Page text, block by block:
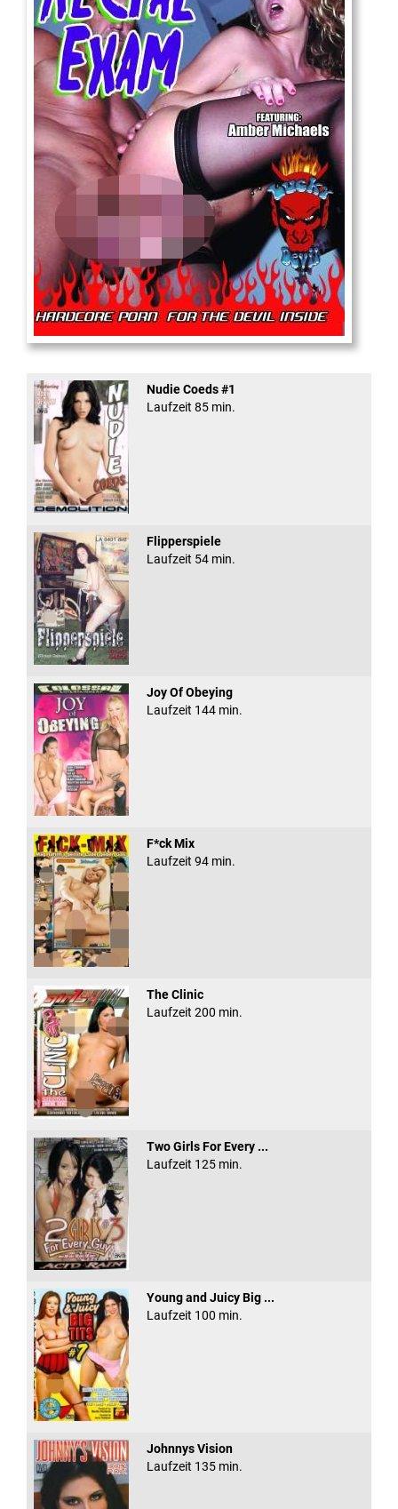
Rectal Exam
Nudie Coeds #1
Laufzeit 85 min.
Flipperspiele
Laufzeit 54 min.
Joy Of Obeying
Laufzeit 144 min.
F*ck Mix
Laufzeit 94 min.
The Clinic
Laufzeit 200 min.
Two Girls For Every ...
Laufzeit 125 min.
Young and Juicy Big ...
Laufzeit 100 min.
Johnnys Vision
Laufzeit 135 min.